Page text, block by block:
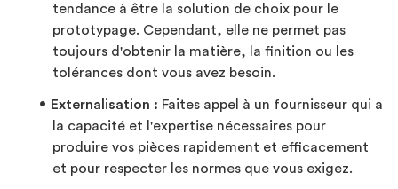
tendance à être la solution de choix pour le
prototypage. Cependant, elle ne permet pas
toujours d'obtenir la matière, la finition ou les
tolérances dont vous avez besoin.
Externalisation : Faites appel à un fournisseur qui a
la capacité et l'expertise nécessaires pour
produire vos pièces rapidement et efficacement
et pour respecter les normes que vous exigez.